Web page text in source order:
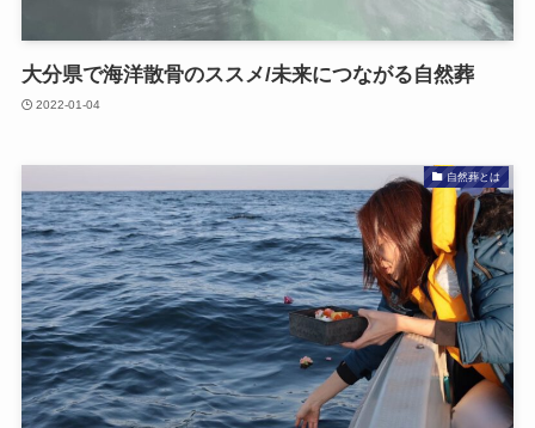
大分県で​海洋散骨の​ススメ/未来に​つながる​自然葬
2022-01-04
自然葬とは